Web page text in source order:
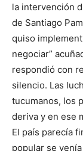
la intervención
de Santiago
quiso
negociar”
respondió con
silencio. Las
tucumanos, los
deriva y en ese
El país parecía
popular se